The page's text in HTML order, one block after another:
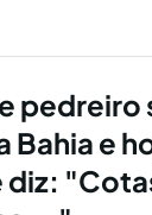
pedreiro
Bahia e
diz: